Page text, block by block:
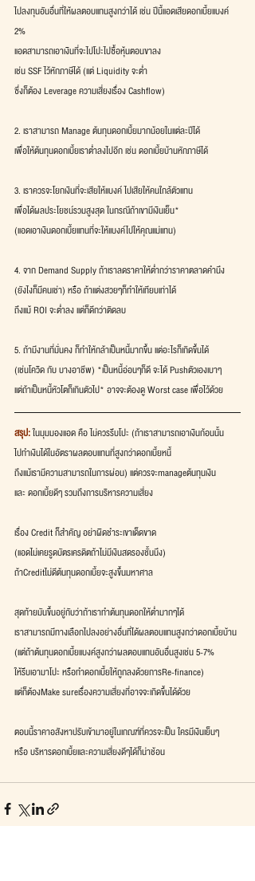
ไปลงทุนอันอื่นที่ให้ผลตอบแทนสูงกว่าได้ เช่น ปีนี้แอดเสียดอกเบี้ยแบงค์
2%
แอดสามารถเอาเงินที่จะไปโปะไปซื้อหุ้นตอนขาลง
เช่น SSF ไว้หักภาษีได้ (แต่ Liquidity จะต่ำ
ซึ่งก็ต้อง Leverage ความเสี่ยงเรื่อง Cashflow)
2. เราสามารถ Manage ต้นทุนดอกเบี้ยมากน้อยในแต่ละปีได้
เพื่อให้ต้นทุนดอกเบี้ยเราต่ำลงไปอีก เช่น ดอกเบี้ยบ้านหักภาษีได้
3. เราควรจะโยกเงินที่จะเสียให้แบงค์ ไปเสียให้คนใกล้ตัวแทน
เพื่อได้ผลประโยชน์รวมสูงสุด ในกรณีถ้าเขามีเงินเย็น*
(แอดเอาเงินดอกเบี้ยแทนที่จะให้แบงค์ไปให้คุณแม่แทน)
4. จาก Demand Supply ถ้าเราลดราคาให้ต่ำกว่าราคาตลาดคำนึง
(ยังไงก็มีคนเช่า) หรือ ถ้าแต่งสวยๆก็ทำให้เทียบเท่าได้
ถึงแม้ ROI จะต่ำลง แต่ก็ดีกว่าติดลบ
5. ถ้ามีงานที่มั่นคง ก็ทำให้กล้าเป็นหนี้มากขึ้น แต่อะไรก็เกิดขึ้นได้
(เช่นโควิด กับ บางอาชีพ) *เป็นหนี้อ่อนๆก็ดี จะได้ Pushตัวเองเบาๆ
แต่ถ้าเป็นหนี้หัวโตก็เกินตัวไป* อาจจะต้องดู Worst case เพื่อไว้ด้วย
สรุป: ในมุมมองแอด คือ ไม่ควรรีบโปะ (ถ้าเราสามารถเอาเงินก้อนนั้น
ไปทำเงินได้ในอัตราผลตอบแทนที่สูงกว่าดอกเบี้ยหนี้
ถึงแม้เรามีความสามารถในการผ่อน) แต่ควรจะmanageต้นทุนเงิน
และ ดอกเบี้ยดีๆ รวมถึงการบริหารความเสี่ยง
เรื่อง Credit ก็สำคัญ อย่าผิดชำระเขาเด็ดขาด
(แอดไม่เคยรูดบัตรเครดิตถ้าไม่มีเงินสดรองชั้นนึง)
ถ้าCreditไม่ดีต้นทุนดอกเบี้ยจะสูงขึ้นมหาศาล
สุดท้ายมันขึ้นอยู่กับว่าถ้าเราทำต้นทุนดอกให้ต่ำมากๆได้
เราสามารถมีทางเลือกไปลงอย่างอื่นที่ได้ผลตอบแทนสูงกว่าดอกเบี้ยบ้าน
(แต่ถ้าต้นทุนดอกเบี้ยแบงค์สูงกว่าผลตอบแทนอันอื่นสูงเช่น 5-7%
ให้รีบเอามาโปะ หรือทำดอกเบี้ยให้ถูกลงด้วยการRe-finance)
แต่ก็ต้องMake sureเรื่องความเสี่ยงที่อาจจะเกิดขึ้นได้ด้วย
ตอนนี้ราคาอสังหาปรับเข้ามาอยู่ในเกณฑ์ที่ควรจะเป็น ใครมีเงินเย็นๆ
หรือ บริหารดอกเบี้ยและความเสี่ยงดีๆได้ก็น่าช้อน